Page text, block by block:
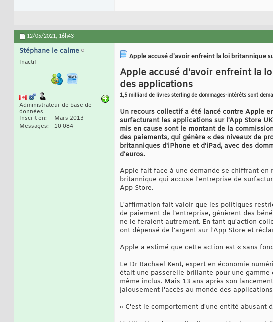
12/05/2021, 16h43
Stéphane le calme
Inactif
Administrateur de base de
données
Inscrit en
Mars 2013
Messages
10 084
Apple accusé d'avoir enfreint la loi britannique
Apple accusé d'avoir enfreint la
des applications
1,5 milliard de livres sterling de dommages-intérêts sont
Un recours collectif a été lancé contre Apple
surfacturant les applications sur l'App Store
mis en cause sont le montant de la
des paiements, qui génère « des niveaux de
britanniques d'iPhone et d'iPad, avec des
d'euros.
Apple fait face à une demande se chiffrant en
britannique qui accuse l'entreprise de
App Store.
L'affirmation fait valoir que les politiques
de paiement de l’entreprise, génèrent des
ne le feraient autrement. En tant qu'action
ont dépensé de l'argent sur l'App Store et
Apple a estimé que cette action est « sans
Le Dr Rachael Kent, expert en économie
était une passerelle brillante pour une
même inclus. Mais 13 ans après son
jalousement l'accès au monde des
« C'est le comportement d'une entité abusant